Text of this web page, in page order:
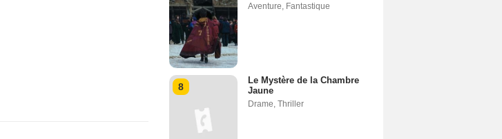
Aventure Fantastique
8
Le Mystère de la Chambre
Jaune
Drame Thriller